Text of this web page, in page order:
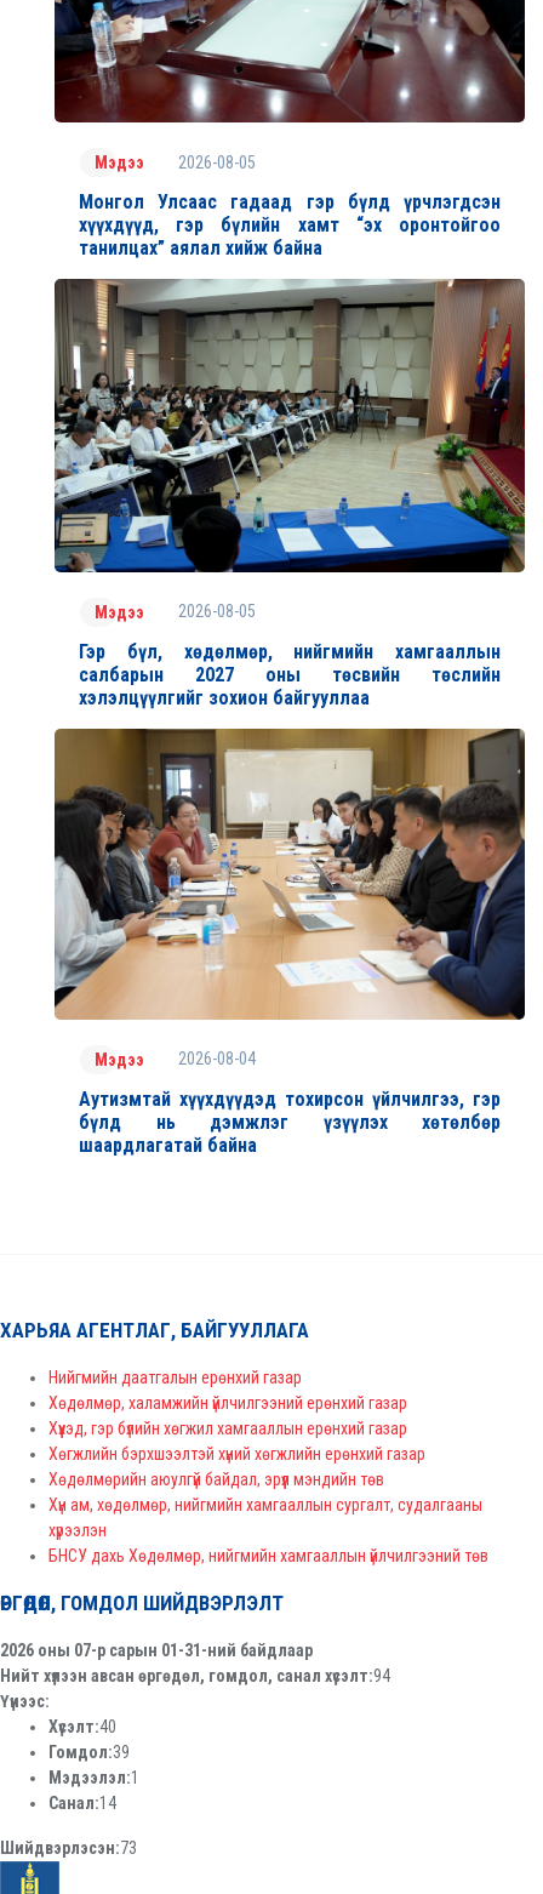
Мэдээ 2026-08-05
Монгол Улсаас гадаад гэр бүлд үрчлэгдсэн
хүүхдүүд, гэр бүлийн хамт “эх оронтойгоо
танилцах” аялал хийж байна
Мэдээ 2026-08-05
Гэр бүл, хөдөлмөр, нийгмийн хамгааллын
салбарын 2027 оны төсвийн төслийн
хэлэлцүүлгийг зохион байгууллаа
Мэдээ 2026-08-04
Аутизмтай хүүхдүүдэд тохирсон үйлчилгээ, гэр
бүлд нь дэмжлэг үзүүлэх хөтөлбөр
шаардлагатай байна
ХАРЬЯА АГЕНТЛАГ, БАЙГУУЛЛАГА
Нийгмийн даатгалын ерөнхий газар
Хөдөлмөр, халамжийн үйлчилгээний ерөнхий газар
Хүүхэд, гэр бүлийн хөгжил хамгааллын ерөнхий газар
Хөгжлийн бэрхшээлтэй хүний хөгжлийн ерөнхий газар
Хөдөлмөрийн аюулгүй байдал, эрүүл мэндийн төв
Хүн ам, хөдөлмөр, нийгмийн хамгааллын сургалт, судалгааны
хүрээлэн
БНСУ дахь Хөдөлмөр, нийгмийн хамгааллын үйлчилгээний төв
ӨРГӨДӨЛ, ГОМДОЛ ШИЙДВЭРЛЭЛТ
2026 оны 07-р сарын 01-31-ний байдлаар
Нийт хүлээн авсан өргөдөл, гомдол, санал хүсэлт:94
Үүнээс:
Хүсэлт:40
Гомдол:39
Мэдээлэл:1
Санал:14
Шийдвэрлэсэн:73